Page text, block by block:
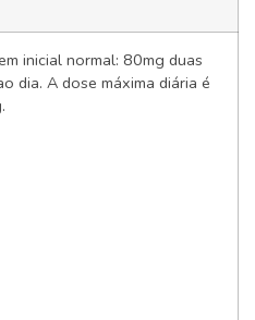
inicial normal: 80mg duas
dia. A dose máxima diária é